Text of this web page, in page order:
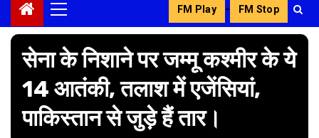
Primary
Menu
FM Play - FM Stop
सेना के निशाने पर जम्मू कश्मीर के ये
14 आतंकी, तलाश में एजेंसियां,
पाकिस्तान से जुड़े हैं तार।